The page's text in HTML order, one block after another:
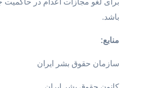
باشد.
منابع:
سازمان حقوق بشر ایران